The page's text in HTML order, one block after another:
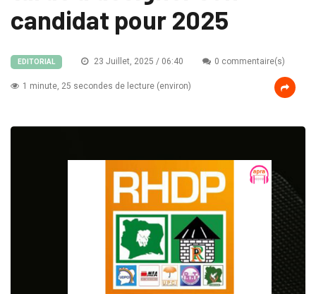
candidat pour 2025
EDITORIAL 23 Juillet, 2025 / 06:40 0 commentaire(s)
1 minute, 25 secondes de lecture (environ)